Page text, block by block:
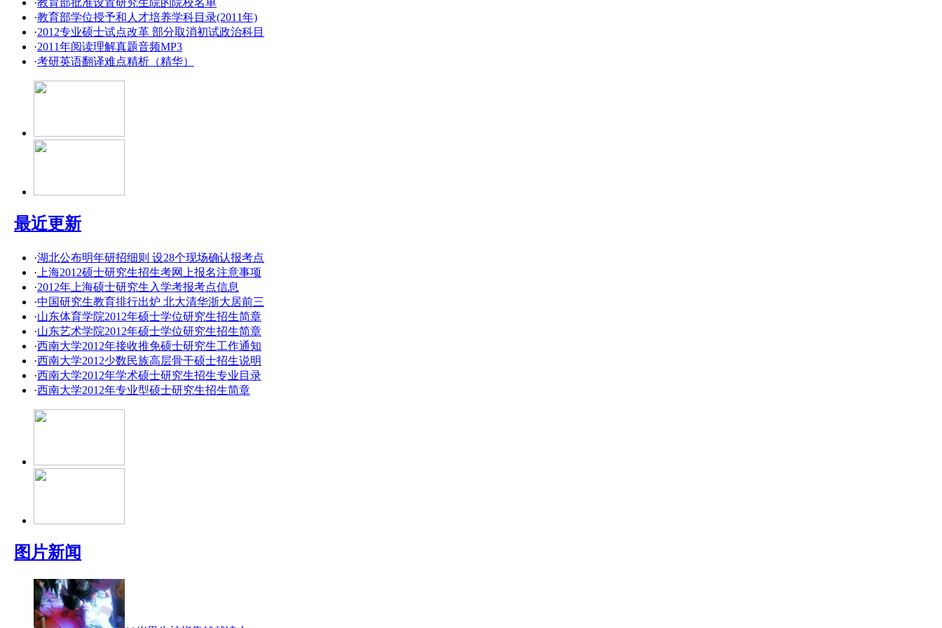
·教育部学位授予和人才培养学科目录(2011年)
·2012专业硕士试点改革 部分取消初试政治科目
·2011年阅读理解真题音频MP3
·考研英语翻译难点精析（精华）
最近更新
·湖北公布明年研招细则 设28个现场确认报考点
· 上海2012硕士研究生招生考网上报名注意事项
·2012年上海硕士研究生入学考报考点信息
·中国研究生教育排行出炉 北大清华浙大居前三
·山东体育学院2012年硕士学位研究生招生简章
·山东艺术学院2012年硕士学位研究生招生简章
·西南大学2012年接收推免硕士研究生工作通知
·西南大学2012少数民族高层骨干硕士招生说明
·西南大学2012年学术硕士研究生招生专业目录
·西南大学2012年专业型硕士研究生招生简章
图片新闻